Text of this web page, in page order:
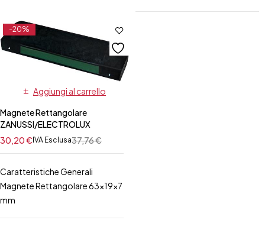
-20%
Aggiungi al carrello
Magnete Rettangolare
ZANUSSI/ELECTROLUX
37,76€
30,20€ IVA Esclusa
Caratteristiche Generali
Magnete Rettangolare 63x19x7
mm